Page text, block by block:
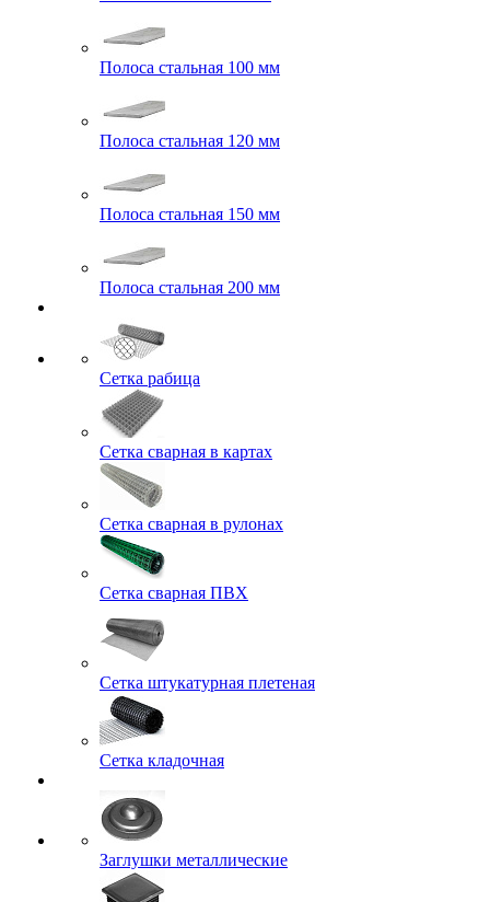
Полоса стальная 100 мм
Полоса стальная 120 мм
Полоса стальная 150 мм
Полоса стальная 200 мм
Сетка рабица
Сетка сварная в картах
Сетка сварная в рулонах
Сетка сварная ПВХ
Сетка штукатурная плетеная
Сетка кладочная
Заглушки металлические